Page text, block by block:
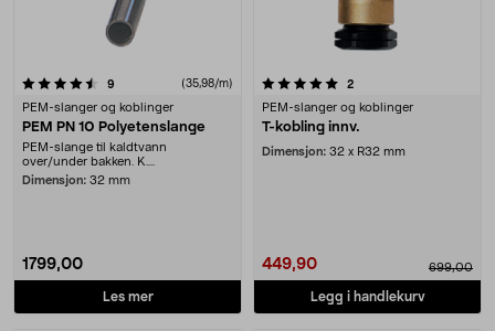
9 (35,98/m)
PEM-slanger og koblinger
PEM PN 10 Polyetenslange
PEM-slange til kaldtvann
over/under bakken. K....
Dimensjon: 32 mm
1799,00
Les mer
5.0 av 5 stjerner 2anmeldelser
PEM-slanger og koblinger
T-kobling innv.
Dimensjon: 32 x R32 mm
449,90 699,00
Legg i handlekurv